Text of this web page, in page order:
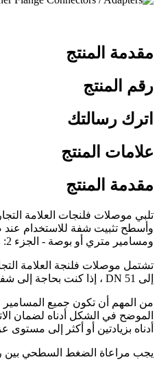
مقدمة المنتج
رقم المنتج
اترك رسالتك
علامات المنتج
مقدمة المنتج
ومسامير متري أو بوصة - الجزء 2: موصلات ومنافذ وأسطح تثبيت شفة للاستخدام عند ضغوط 42 ميجا باسكال ، DN 13 إلى DN 76.
إلى DN 51 ، إذا كنت بحاجة إلى شفة كبيرة الحجم ، فيرجى الاتصال بخدمة العملاء لدينا .
من المهم أن تكون جميع المسامير
الموضح في الشكل أدناه لضمان
أدناه بزيادتين أو أكثر إلى
يجب مراعاة الضغط السطحي بين